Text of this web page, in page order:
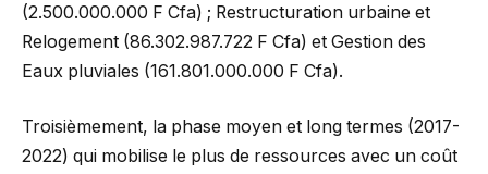
(2.500.000.000 F Cfa) ; Restructuration urbaine et
Relogement (86.302.987.722 F Cfa) et Gestion des
Eaux pluviales (161.801.000.000 F Cfa).
Troisièmement, la phase moyen et long termes (2017-
2022) qui mobilise le plus de ressources avec un coût